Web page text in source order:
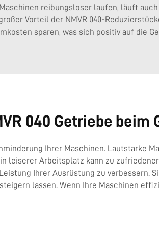
reibungsloser laufen, läuft
Vorteil der NMVR 040-
sparen, was sich positiv auf die
040 Getriebe beim
Ihrer Maschinen. Lautstarke
leiserer Arbeitsplatz kann zu
Ihrer Ausrüstung zu verbessern.
lassen. Wenn Ihre Maschinen